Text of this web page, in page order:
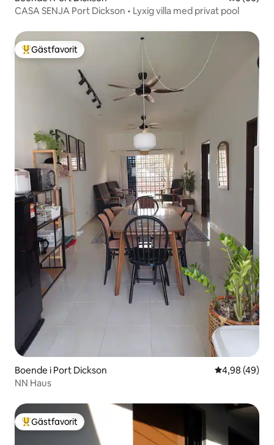
CASA SENJA Port Dickson • Lyxig villa med privat pool
Populär gästfavorit
Gästfavorit
Boende i Port Dickson 4,98 av 5 i
4,98 (49)
NN Haus
Populär gästfavorit
Gästfavorit